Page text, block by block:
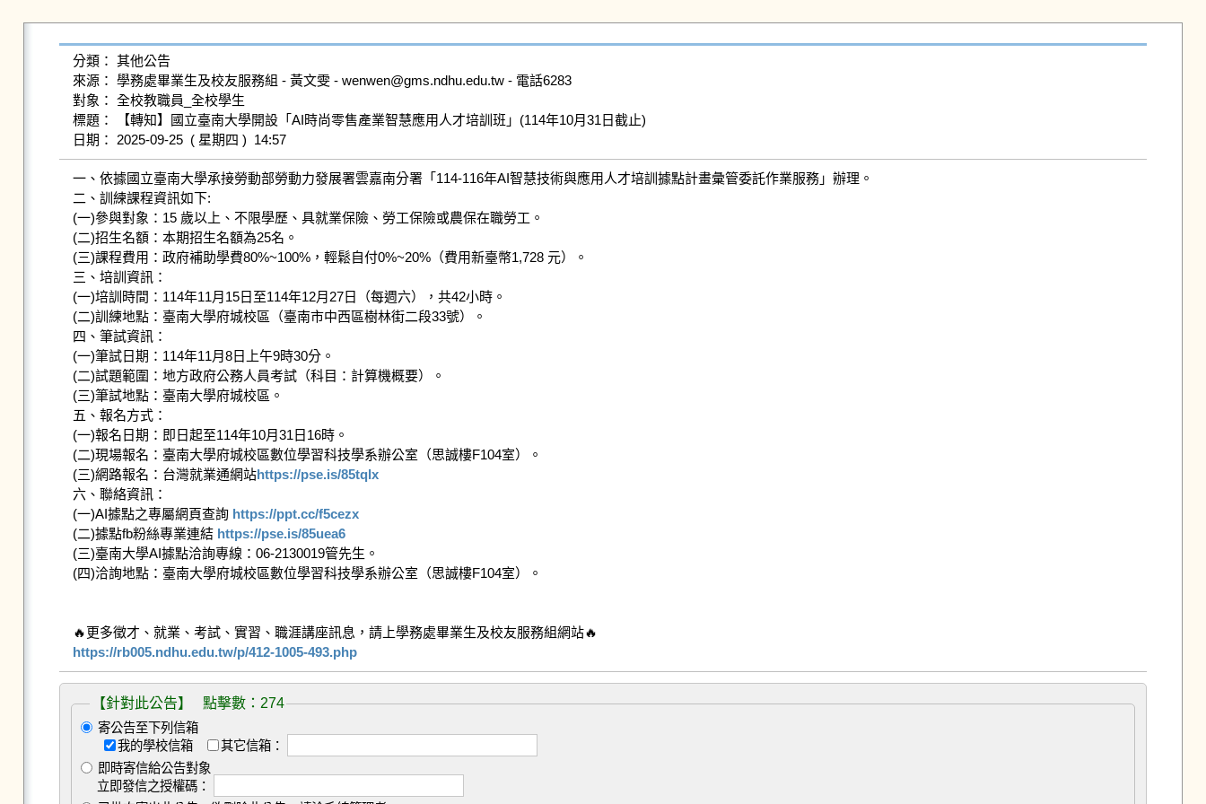
分類： 其他公告
來源： 學務處畢業生及校友服務組 - 黃文雯 - wenwen@gms.ndhu.edu.tw - 電話6283
對象： 全校教職員_全校學生
標題： 【轉知】國立臺南大學開設「AI時尚零售產業智慧應用人才培訓班」(114年10月31日截止)
日期： 2025-09-25  ( 星期四 )  14:57
一、依據國立臺南大學承接勞動部勞動力發展署雲嘉南分署「114-116年AI智慧技術與應用人才培訓據點計畫彙管委託作業服務」辦理。
二、訓練課程資訊如下:
(一)參與對象：15 歲以上、不限學歷、具就業保險、勞工保險或農保在職勞工。
(二)招生名額：本期招生名額為25名。
(三)課程費用：政府補助學費80%~100%，輕鬆自付0%~20%（費用新臺幣1,728 元）。
三、培訓資訊：
(一)培訓時間：114年11月15日至114年12月27日（每週六），共42小時。
(二)訓練地點：臺南大學府城校區（臺南市中西區樹林街二段33號）。
四、筆試資訊：
(一)筆試日期：114年11月8日上午9時30分。
(二)試題範圍：地方政府公務人員考試（科目：計算機概要）。
(三)筆試地點：臺南大學府城校區。
五、報名方式：
(一)報名日期：即日起至114年10月31日16時。
(二)現場報名：臺南大學府城校區數位學習科技學系辦公室（思誠樓F104室）。
(三)網路報名：台灣就業通網站https://pse.is/85tqlx
六、聯絡資訊：
(一)AI據點之專屬網頁查詢 https://ppt.cc/f5cezx
(二)據點fb粉絲專業連結 https://pse.is/85uea6
(三)臺南大學AI據點洽詢專線：06-2130019管先生。
(四)洽詢地點：臺南大學府城校區數位學習科技學系辦公室（思誠樓F104室）。
https://rb005.ndhu.edu.tw/p/412-1005-493.php
【針對此公告】 點擊數：274
寄公告至下列信箱
我的學校信箱
其它信箱：
即時寄信給公告對象
立即發信之授權碼：